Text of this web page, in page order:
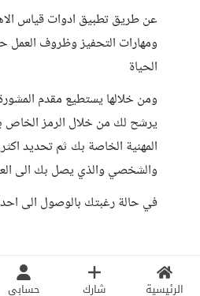
الرئيسية شارك حسابي
عن طريق تطبيق ادوات قياس
ومهارات التحفيز وظروف العمل
الحياة
ومن خلالها يستطيع مقدم
يرشح لك من خلال الرمز
المهنية الخاصة بك ثم تحديد
والشخصي والذي يصل بك الى
في حالة رغبتك بالوصول الى